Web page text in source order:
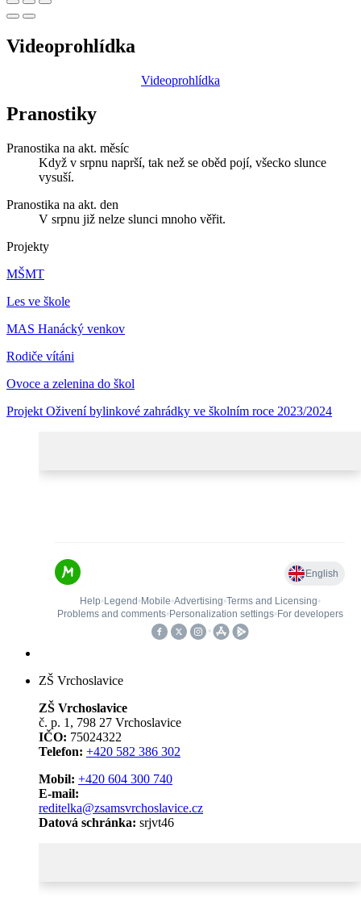
Videoprohlídka
Videoprohlídka
Pranostiky
Pranostika na akt. měsíc
Když v srpnu naprší, tak než se oběd pojí, všecko slunce
vysuší.
Pranostika na akt. den
V srpnu již nelze slunci mnoho věřit.
Projekty
MŠMT
Les ve škole
MAS Hanácký venkov
Rodiče vítáni
Ovoce a zelenina do škol
Projekt Oživení bylinkové zahrádky ve školním roce 2023/2024
ZŠ Vrchoslavice
ZŠ Vrchoslavice
č. p. 1, 798 27 Vrchoslavice
IČO: 75024322
Telefon: +420 582 386 302
Mobil: +420 604 300 740
E-mail:
reditelka@zsamsvrchoslavice.cz
Datová schránka: srjvt46